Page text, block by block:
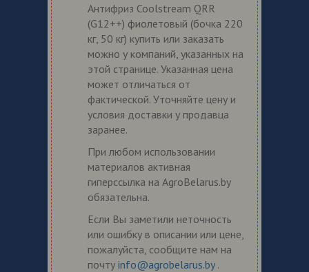
Антифриз Coolstream QRR
(G12++) фиолетовый (бочка 220
кг, 50 кг) купить или заказать
можно у компаний, указанных на
этой странице. Указанная цена
может отличаться от
фактической. Уточняйте цену и
условия доставки у продавца
заранее.
При любом использовании
материалов активная
гиперссылка на AgroBelarus.by
обязательна.
Если Вы заметили неточность
или ошибку в описании или цене,
пожалуйста, сообщите нам на
почту info@agrobelarus.by .